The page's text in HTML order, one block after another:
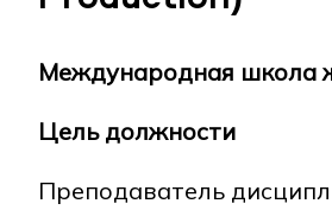
NEWSMASS MEDIA ABOUT US VACANCIES
Международная школа
Цель должности
Преподаватель